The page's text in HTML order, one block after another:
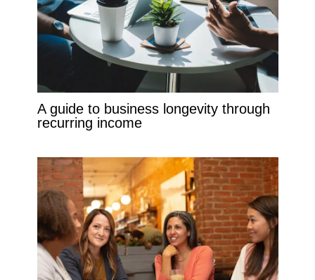
A guide to business longevity through
recurring income